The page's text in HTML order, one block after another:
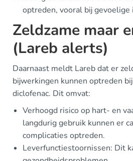
optreden, vooral bij gevoelige
Zeldzame maar
(Lareb alerts)
Daarnaast meldt Lareb dat er
bijwerkingen kunnen optreden
diclofenac. Dit omvat:
Verhoogd risico op hart- en
langdurig gebruik kunnen er
complicaties optreden.
Leverfunctiestoornissen: Dit